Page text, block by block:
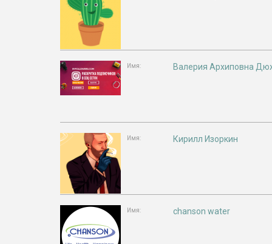
Имя: Валерия Архиповна
Имя: Кирилл Изоркин
Имя: chanson water